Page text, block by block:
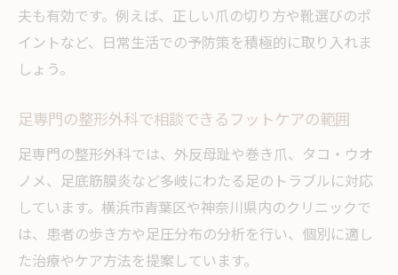
夫も有効です。例えば、正しい爪の切り方や靴選びのポ
イントなど、日常生活での予防策を積極的に取り入れま
しょう。
足専門の整形外科で相談できるフットケアの範囲
足専門の整形外科では、外反母趾や巻き爪、タコ・ウオ
ノメ、足底筋膜炎など多岐にわたる足のトラブルに対応
しています。横浜市青葉区や神奈川県内のクリニックで
は、患者の歩き方や足圧分布の分析を行い、個別に適し
た治療やケア方法を提案しています。